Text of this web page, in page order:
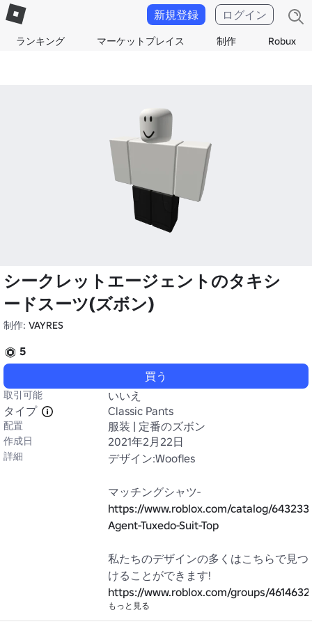
ランキング マーケットプレイス 制作 Robux
新規登録 ログイン
シークレットエージェントのタキシ
ードスーツ(ズボン)
制作: VAYRES
5
買う
取引可能
いいえ
タイプ
Classic Pants
配置 服装 | 定番のズボン
作成日 2021年2月22日
詳細 デザイン:Woofles
https://www.roblox.com/catalog/
Agent-Tuxedo-Suit-Top
私たちのデザインの多くはこちらで見つ
https://www.roblox.com/groups/4614632
もっと見る